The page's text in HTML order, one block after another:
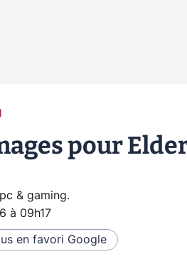
pour
& gaming.
à 09h17
en favori Google